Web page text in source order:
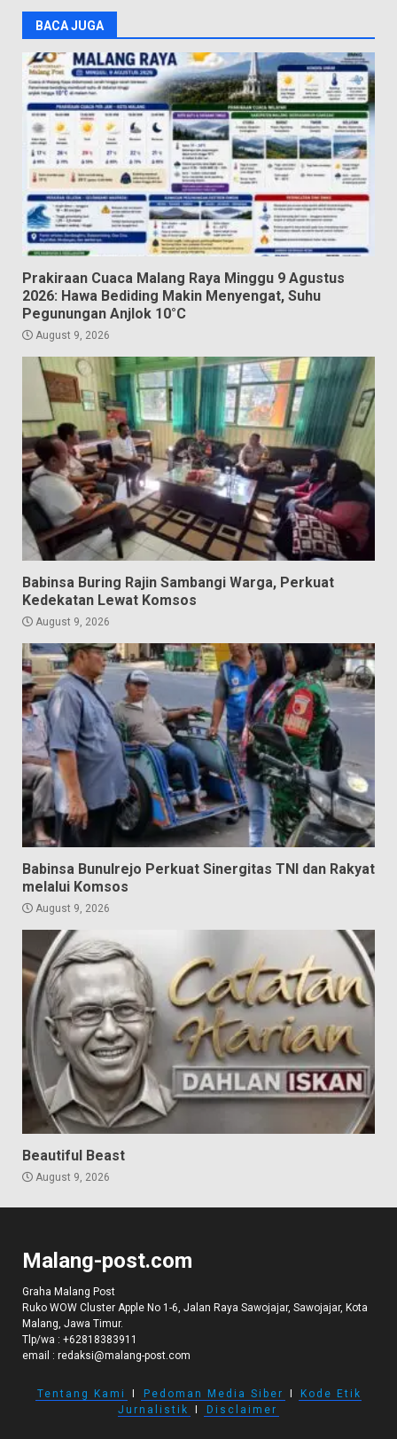
BACA JUGA
Prakiraan Cuaca Malang Raya Minggu 9 Agustus
2026: Hawa Bediding Makin Menyengat, Suhu
Pegunungan Anjlok 10°C
August 9, 2026
Babinsa Buring Rajin Sambangi Warga, Perkuat
Kedekatan Lewat Komsos
August 9, 2026
Babinsa Bunulrejo Perkuat Sinergitas TNI dan Rakyat
melalui Komsos
August 9, 2026
Beautiful Beast
August 9, 2026
Malang-post.com
Graha Malang Post
Ruko WOW Cluster Apple No 1-6, Jalan Raya Sawojajar, Sawojajar, Kota
Malang, Jawa Timur.
Tlp/wa : +62818383911
email : redaksi@malang-post.com
Tentang Kami Pedoman Media Siber
Kode Etik
Jurnalistik
Disclaimer